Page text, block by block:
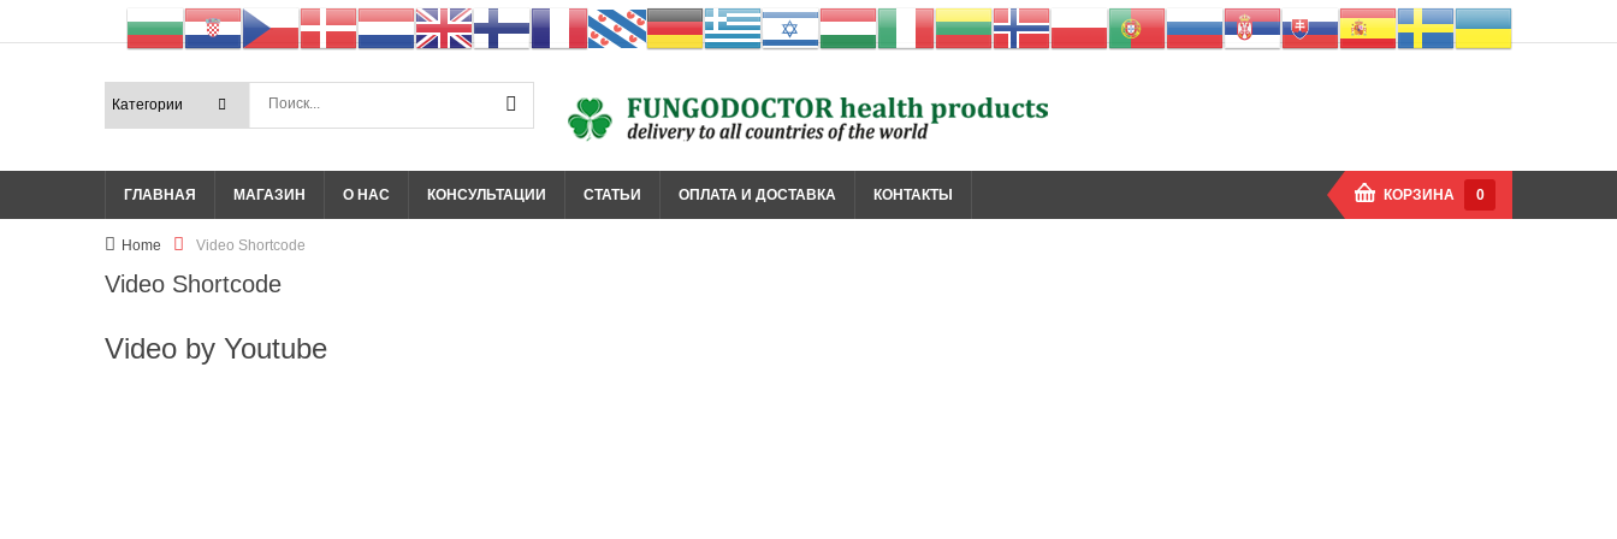
ГЛАВНАЯ МАГАЗИН О НАС КОНСУЛЬТАЦИИ СТАТЬИ ОПЛАТА И ДОСТАВКА КОНТАКТЫ КОРЗИНА 0
Home Video Shortcode
Video Shortcode
Video by Youtube